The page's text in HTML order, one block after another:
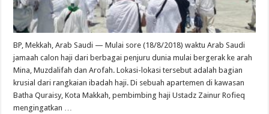
BP, Mekkah, Arab Saudi — Mulai sore (18/8/2018) waktu Arab Saudi
jamaah calon haji dari berbagai penjuru dunia mulai bergerak ke arah
Mina, Muzdalifah dan Arofah. Lokasi-lokasi tersebut adalah bagian
krusial dari rangkaian ibadah haji. Di sebuah apartemen di kawasan
Batha Quraisy, Kota Makkah, pembimbing haji Ustadz Zainur Rofieq
mengingatkan …